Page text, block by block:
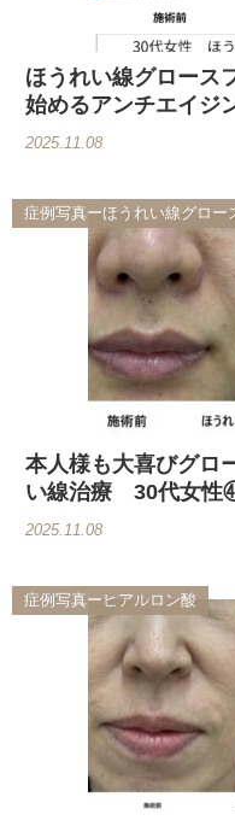
ほうれい線グロース
始めるアンチエイジ
2025.11.08
症例写真ーほうれい線グロー
本人様も大喜びグロ
い線治療 30代女性
2025.11.08
症例写真ーヒアルロン酸